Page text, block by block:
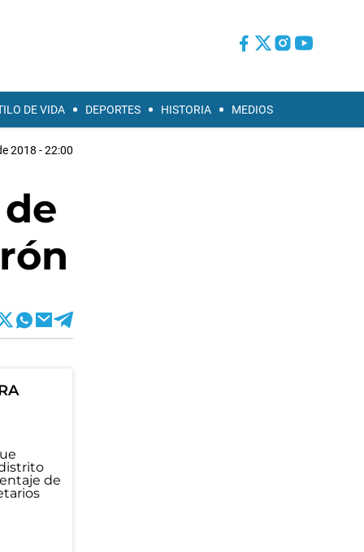
DE VIDA DEPORTES HISTORIA MEDIOS
2018 - 22:00